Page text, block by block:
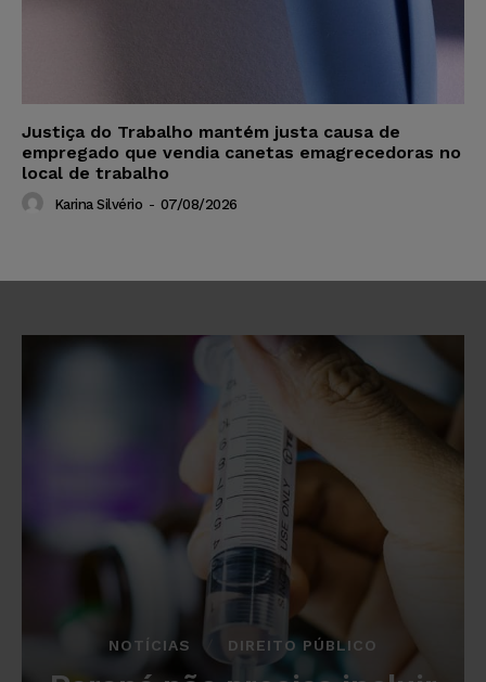
Justiça do Trabalho mantém justa causa de
empregado que vendia canetas emagrecedoras no
local de trabalho
Karina Silvério - 07/08/2026